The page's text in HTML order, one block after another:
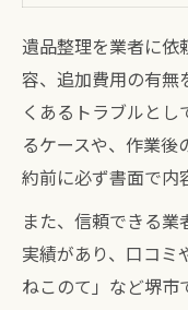
遺品整理を業者に依
容、追加費用の有無
くあるトラブルと
るケースや、作業後
約前に必ず書面で内
また、信頼できる
実績があり、口コミ
ねこのて」など堺市